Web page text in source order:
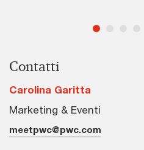
Contatti
Carolina Garitta
Marketing & Eventi
meetpwc@pwc.com